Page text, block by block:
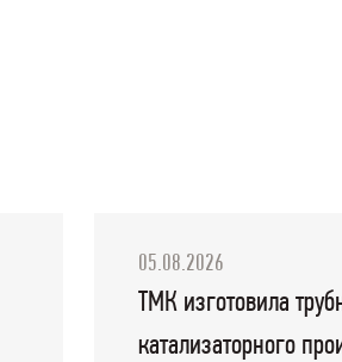
05.08.2026
ТМК изготовила
катализаторного